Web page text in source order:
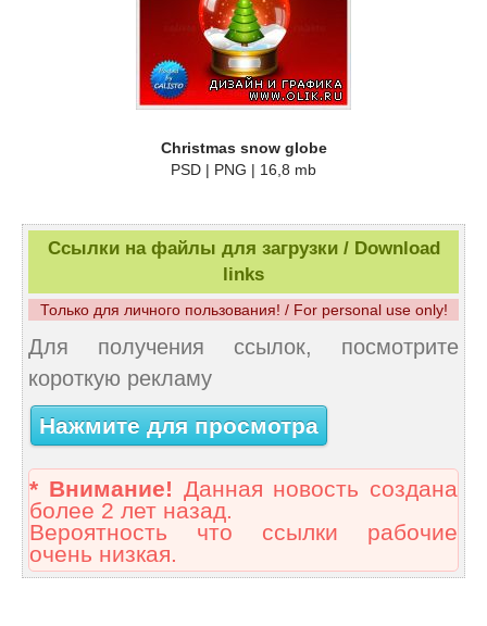
Christmas snow globe
PSD | PNG | 16,8 mb
Ссылки на файлы для загрузки / Download
links
Только для личного пользования! / For personal use only!
Для получения ссылок, посмотрите
короткую рекламу
Нажмите для просмотра
* Внимание! Данная новость создана
более 2 лет назад.
Вероятность что ссылки рабочие
очень низкая.